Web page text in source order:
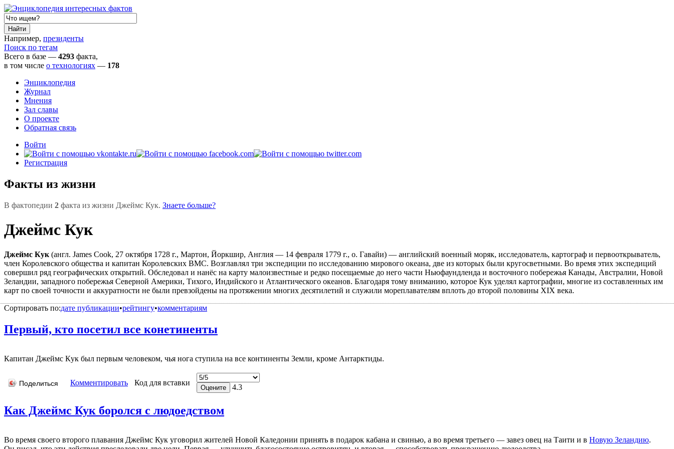
Например, президенты
Поиск по тегам
Всего в базе — 4293 факта,
в том числе о технологиях — 178
Энциклопедия
Журнал
Мнения
Зал славы
О проекте
Обратная связь
Войти
Регистрация
Факты из жизни
В фактопедии 2 факта из жизни Джеймс Кук. Знаете больше?
Джеймс Кук
Джеймс Кук (англ. James Cook, 27 октября 1728 г., Мартон, Йоркшир, Англия — 14 февраля 1779 г., о. Гавайи) — английский военный моряк, исследователь, картограф и первооткрыватель,
член Королевского общества и капитан Королевских ВМС. Возглавлял три экспедиции по исследованию мирового океана, две из которых были кругосветными. Во время этих экспедиций
совершил ряд географических открытий. Обследовал и нанёс на карту малоизвестные и редко посещаемые до него части Ньюфаундленда и восточного побережья Канады, Австралии, Новой
Зеландии, западного побережья Северной Америки, Тихого, Индийского и Атлантического океанов. Благодаря тому вниманию, которое Кук уделял картографии, многие из составленных им
карт по своей точности и аккуратности не были превзойдены на протяжении многих десятилетий и служили мореплавателям вплоть до второй половины XIX века.
Сортировать по:дате публикации•рейтингу•комментариям
Первый, кто посетил все конетиненты
Капитан Джеймс Кyк был первым человеком, чья нога ступила на все континенты Земли, кроме Антарктиды.
Поделиться Комментировать Код для вставки
4.3
Как Джеймс Кук боролся с людоедством
Во время своего второго плавания Джеймс Кук уговорил жителей Новой Каледонии принять в подарок кабана и свинью, а во время третьего — завез овец на Таити и в Новую Зеландию.